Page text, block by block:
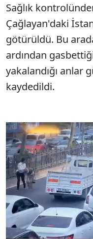
Sağlık
Çağlayan'daki
götürüldü. Bu
ardından
yakalandığı anlar
kaydedildi.